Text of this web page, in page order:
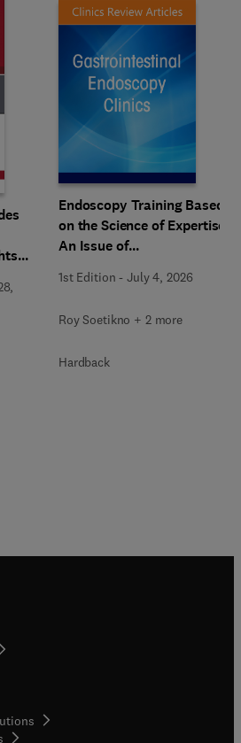
Endoscopy Training Based
on the Science of Expertise,
An Issue of
Endoscopy Clinics
1st Edition -July 4, 2026
Roy Soetikno + 2 more
Hardback
new tab/window